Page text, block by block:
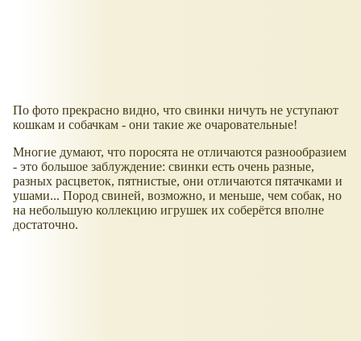
По фото прекрасно видно, что свинки ничуть не уступают
кошкам и собачкам - они такие же очаровательные!
Многие думают, что поросята не отличаются разнообразием
- это большое заблуждение: свинки есть очень разные,
разных расцветок, пятнистые, они отличаются пятачками и
ушами... Пород свиней, возможно, и меньше, чем собак, но
на небольшую коллекцию игрушек их соберётся вполне
достаточно.